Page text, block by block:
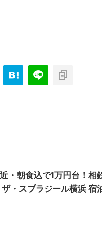
・朝食込で1万円台！相
ザ・スプラジール横浜 宿